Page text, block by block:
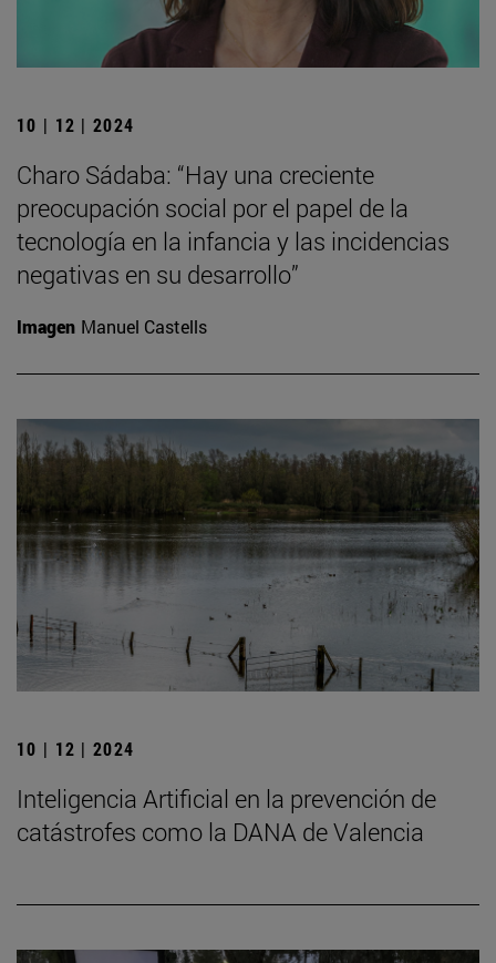
10 | 12 | 2024
Charo Sádaba: “Hay una creciente
preocupación social por el papel de la
tecnología en la infancia y las incidencias
negativas en su desarrollo”
Imagen Manuel Castells
10 | 12 | 2024
Inteligencia Artificial en la prevención de
catástrofes como la DANA de Valencia